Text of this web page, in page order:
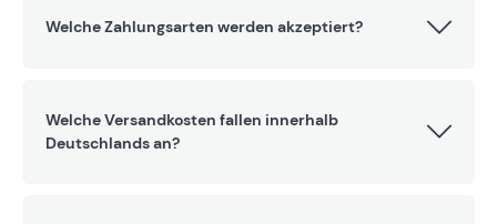
Welche Zahlungsarten werden akzeptiert?
Welche Versandkosten fallen innerhalb
Deutschlands an?